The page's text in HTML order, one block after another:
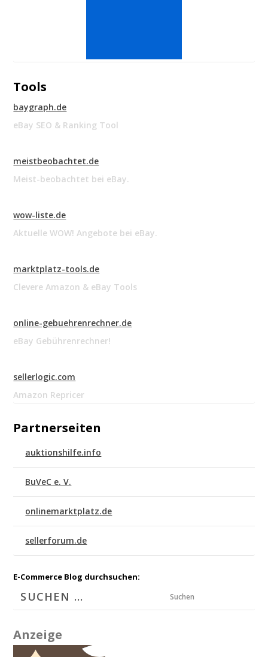
Tools
baygraph.de
eBay SEO & Ranking Tool
meistbeobachtet.de
Meist-beobachtet bei eBay.
wow-liste.de
Aktuelle WOW! Angebote bei eBay.
marktplatz-tools.de
Clevere Amazon & eBay Tools
online-gebuehrenrechner.de
eBay Gebührenrechner!
sellerlogic.com
Amazon Repricer
Partnerseiten
auktionshilfe.info
BuVeC e. V.
onlinemarktplatz.de
sellerforum.de
E-Commerce Blog durchsuchen:
Suchen
Anzeige